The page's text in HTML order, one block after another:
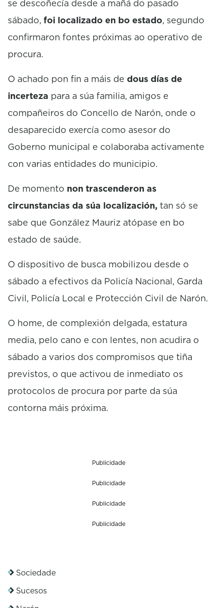
se descoñecía desde a mañá do pasado
sábado, foi localizado en bo estado, segundo
confirmaron fontes próximas ao operativo de
procura.
O achado pon fin a máis de dous días de
incerteza para a súa familia, amigos e
compañeiros do Concello de Narón, onde o
desaparecido exercía como asesor do
Goberno municipal e colaboraba activamente
con varias entidades do municipio.
De momento non trascenderon as
circunstancias da súa localización, tan só se
sabe que González Mauriz atópase en bo
estado de saúde.
O dispositivo de busca mobilizou desde o
sábado a efectivos da Policía Nacional, Garda
Civil, Policía Local e Protección Civil de Narón.
O home, de complexión delgada, estatura
media, pelo cano e con lentes, non acudira o
sábado a varios dos compromisos que tiña
previstos, o que activou de inmediato os
protocolos de procura por parte da súa
contorna máis próxima.
Publicidade
Publicidade
Publicidade
Publicidade
Sociedade
Sucesos